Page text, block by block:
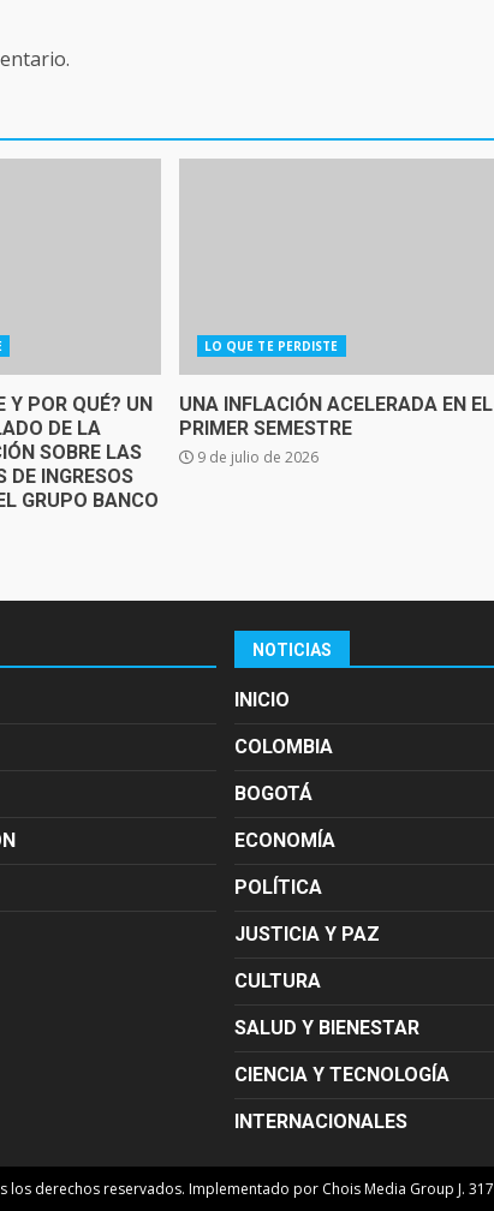
Y POR QUÉ? UN
DE LA
SOBRE LAS
DE INGRESOS
GRUPO BANCO
LO QUE TE PERDISTE
UNA INFLACIÓN ACELERADA EN EL
PRIMER SEMESTRE
9 de julio de 2026
NOTICIAS
INICIO
COLOMBIA
BOGOTÁ
ECONOMÍA
POLÍTICA
JUSTICIA Y PAZ
CULTURA
SALUD Y BIENESTAR
CIENCIA Y TECNOLOGÍA
INTERNACIONALES
los derechos reservados. Implementado por Chois Media Group J.